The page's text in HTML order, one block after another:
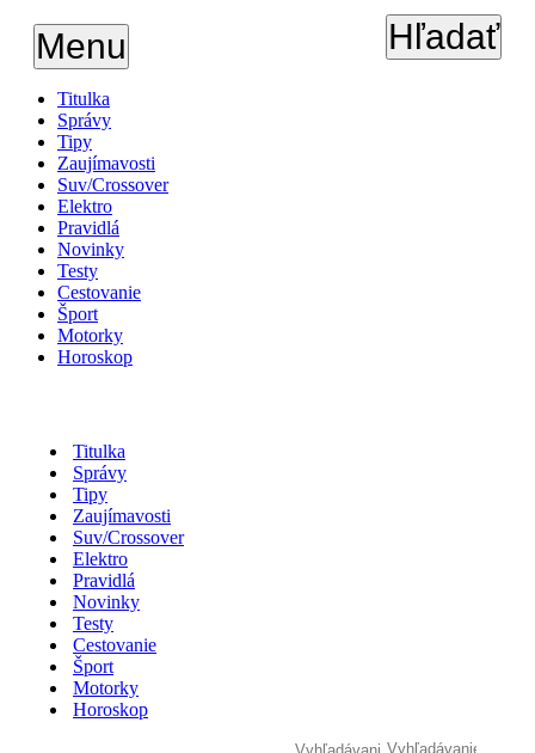
Menu Hľadať
Titulka
Správy
Tipy
Zaujímavosti
Suv/Crossover
Elektro
Pravidlá
Novinky
Testy
Cestovanie
Šport
Motorky
Horoskop
Titulka
Správy
Tipy
Zaujímavosti
Suv/Crossover
Elektro
Pravidlá
Novinky
Testy
Cestovanie
Šport
Motorky
Horoskop